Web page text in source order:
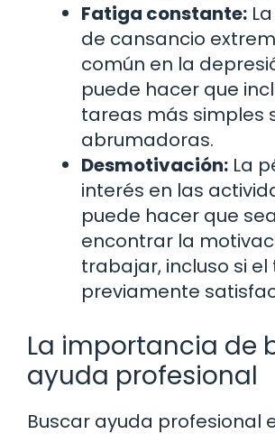
Fatiga constante:
de cansancio
común en la
puede hacer que
tareas más simples
abrumadoras.
Desmotivación: La
interés en las
puede hacer que
encontrar la
trabajar, incluso si
previamente
La importancia de
ayuda profesional
Buscar ayuda profesional